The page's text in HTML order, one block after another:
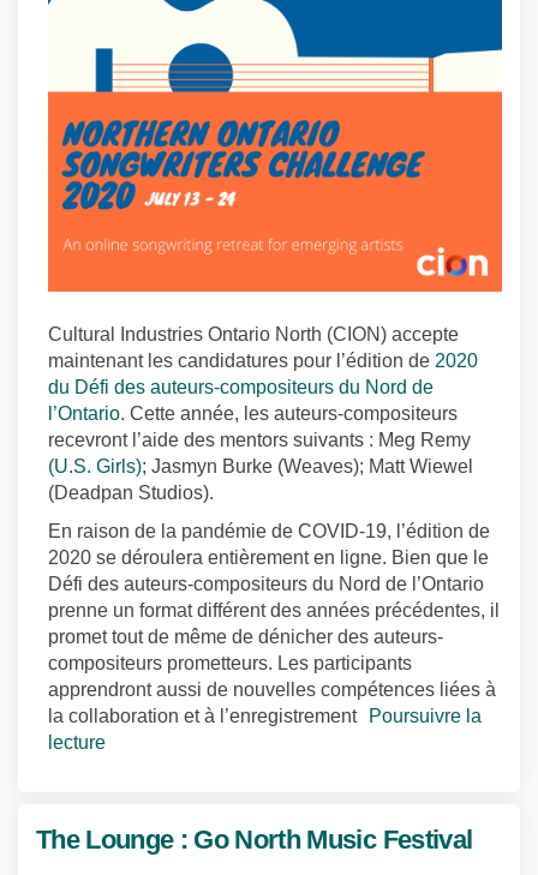
Cultural Industries Ontario North (CION) accepte
maintenant les candidatures pour l’édition de 2020
du Défi des auteurs-compositeurs du Nord de
l’Ontario(Liens externes)
. Cette année, les auteurs-compositeurs
recevront l’aide des mentors suivants : Meg Remy
(U.S. Girls)(Liens externes)
; Jasmyn Burke (Weaves); Matt Wiewel
(Deadpan Studios).
En raison de la pandémie de COVID-19, l’édition de
2020 se déroulera entièrement en ligne. Bien que le
Défi des auteurs-compositeurs du Nord de l’Ontario
prenne un format différent des années précédentes, il
promet tout de même de dénicher des auteurs-
compositeurs prometteurs. Les participants
apprendront aussi de nouvelles compétences liées à
la collaboration et à l’enregistrement
Poursuivre la
lecture
The Lounge : Go North Music Festival